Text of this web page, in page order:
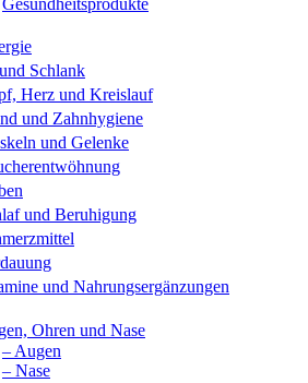
Schlank
Herz und Kreislauf
und Zahnhygiene
und Gelenke
und Beruhigung
und Nahrungsergänzungen
Ohren und Nase
– Augen
– Nase